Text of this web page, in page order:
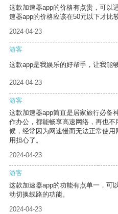
这款加速器app的价格有点贵，可以
速器app的价格应该在50元以下才比
2024-04-23
游客
这款app是我娱乐的好帮手，让我能
2024-04-23
游客
这款加速器app简直是居家旅行必备
作办公，都能畅享高速网络，再也
候，经常因为网速慢而无法正常使
用担心了。
2024-04-23
游客
这款加速器app的功能有点单一，可
动切换线路的功能。
2024-04-23